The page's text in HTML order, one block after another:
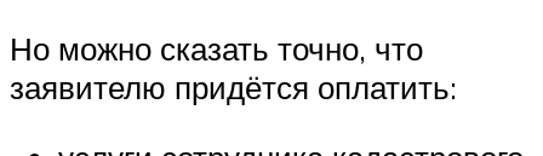
Но можно сказать точно, что
заявителю придётся оплатить: